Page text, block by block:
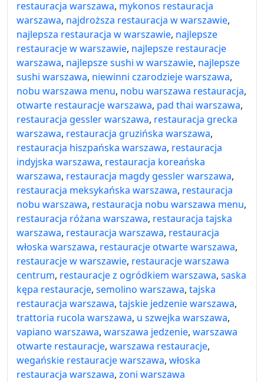
restauracja warszawa, mykonos restauracja
warszawa, najdroższa restauracja w warszawie,
najlepsza restauracja w warszawie, najlepsze
restauracje w warszawie, najlepsze restauracje
warszawa, najlepsze sushi w warszawie, najlepsze
sushi warszawa, niewinni czarodzieje warszawa,
nobu warszawa menu, nobu warszawa restauracja,
otwarte restauracje warszawa, pad thai warszawa,
restauracja gessler warszawa, restauracja grecka
warszawa, restauracja gruzińska warszawa,
restauracja hiszpańska warszawa, restauracja
indyjska warszawa, restauracja koreańska
warszawa, restauracja magdy gessler warszawa,
restauracja meksykańska warszawa, restauracja
nobu warszawa, restauracja nobu warszawa menu,
restauracja różana warszawa, restauracja tajska
warszawa, restauracja warszawa, restauracja
włoska warszawa, restauracje otwarte warszawa,
restauracje w warszawie, restauracje warszawa
centrum, restauracje z ogródkiem warszawa, saska
kępa restauracje, semolino warszawa, tajska
restauracja warszawa, tajskie jedzenie warszawa,
trattoria rucola warszawa, u szwejka warszawa,
vapiano warszawa, warszawa jedzenie, warszawa
otwarte restauracje, warszawa restauracje,
wegańskie restauracje warszawa, włoska
restauracja warszawa, zoni warszawa